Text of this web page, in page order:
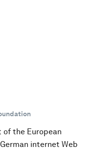
of the European
internet Web